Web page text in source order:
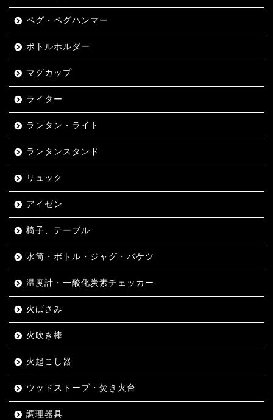
ペグ・ペグハンマー
ボトルホルダー
マグカップ
ライター
ランタン・ライト
ランタンスタンド
リュック
アイゼン
椅子、テーブル
水筒・ボトル・ジャグ・バケツ
温度計・一酸化炭素チェッカー
火ばさみ
火吹き棒
火起こし器
ウッドストーブ・焚き火台
調理器具